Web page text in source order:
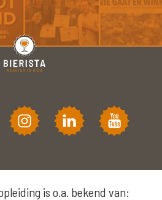
is o.a. bekend van: